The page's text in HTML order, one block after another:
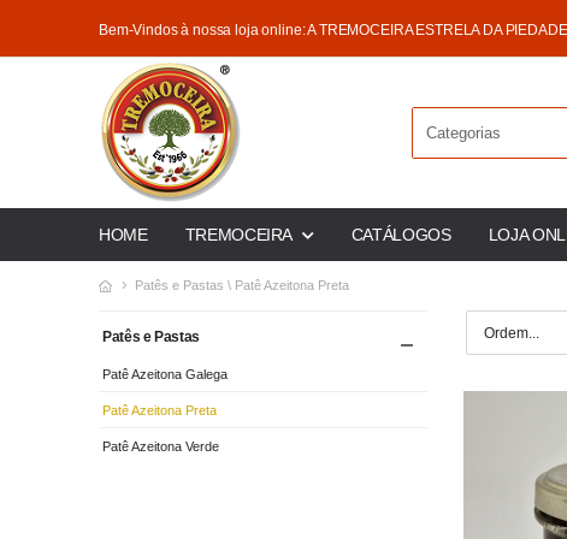
Bem-Vindos à nossa loja online: A TREMOCEIRA ESTRELA DA
HOME TREMOCEIRA CATÁLOGOS LOJA
Patês e Pastas \ Patê Azeitona Preta
Patês e Pastas
Patê Azeitona Galega
Patê Azeitona Preta
Patê Azeitona Verde